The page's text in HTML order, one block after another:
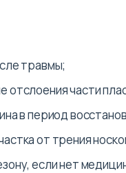
травмы;
отслоения части
в период
от трения
если нет